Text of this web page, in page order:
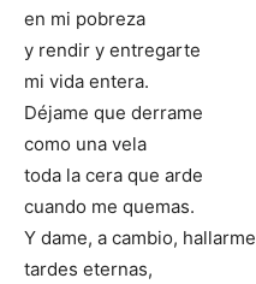
en mi pobreza
y rendir y entregarte
mi vida entera.
Déjame que derrame
como una vela
toda la cera que arde
cuando me quemas.
Y dame, a cambio, hallarme
tardes eternas,